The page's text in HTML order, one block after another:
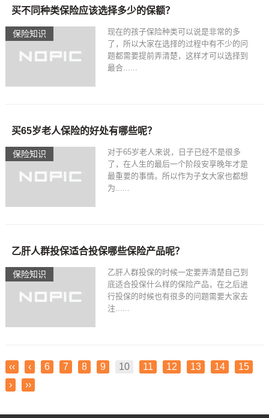
保险知识
买不同种类保险应该选择多少的保额？
现在的孩子保险种类可以说是非常的多
了，所以大家在选择的过程中有不少的问
题都需要提前弄清楚，这样才可以选择到
最合......
保险知识
买65岁老人保险的好处有哪些呢？
对于65岁老人来说，日子已经不是很多
了，在人生的最后一个阶段安享晚年才是
最重要的事情。所以作为子女大家也都想
为......
保险知识
乙肝人群投保适合投保哪些保险产品呢？
乙肝人群投保的时候一定要弄清楚自己到
底适合投保什么样的保险产品，在之后进
行投保的时候也有很多的问题需要大家去
注......
‹‹ ‹ 6 7 8 9 10 11 12 13 14
15
›
››